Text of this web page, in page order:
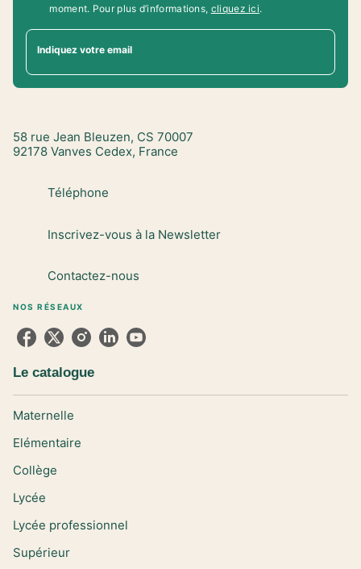
moment. Pour plus d’informations, cliquez ici.
Indiquez votre email
58 rue Jean Bleuzen, CS 70007
92178 Vanves Cedex, France
Téléphone
Inscrivez-vous à la Newsletter
Contactez-nous
NOS RÉSEAUX
Le catalogue
Maternelle
Elémentaire
Collège
Lycée
Lycée professionnel
Supérieur